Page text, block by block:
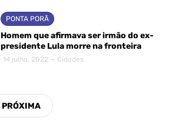
PONTA PORÃ
Homem que afirmava ser irmão do ex-
presidente Lula morre na fronteira
14 julho, 2022 — Cidades